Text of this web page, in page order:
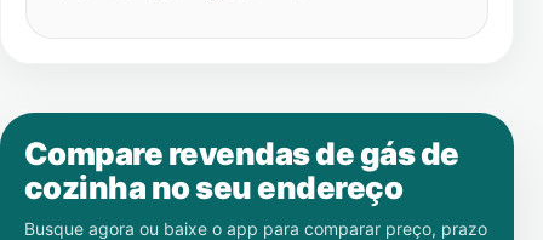
Compare revendas de gás de
cozinha no seu endereço
Busque agora ou baixe o app para comparar preço, prazo